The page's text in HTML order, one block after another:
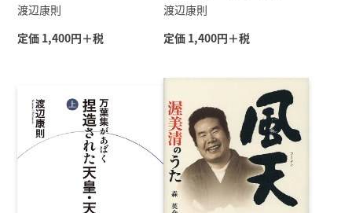
渡辺康則
定価 1,400円＋税
渡辺康則
定価 1,400円＋税